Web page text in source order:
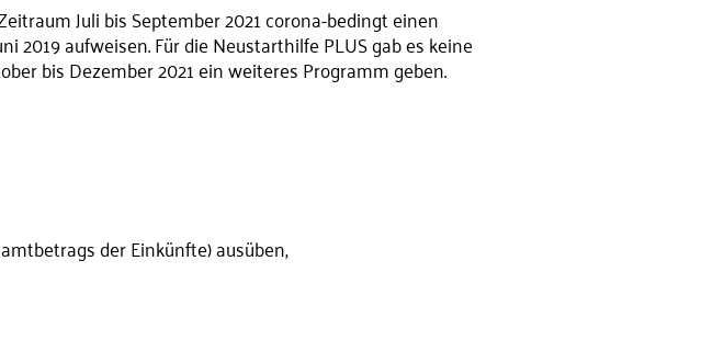
Juli bis September 2021 corona-bedingt einen
2019 aufweisen. Für die Neustarthilfe PLUS gab es keine
bis Dezember 2021 ein weiteres Programm geben.
der Einkünfte) ausüben,